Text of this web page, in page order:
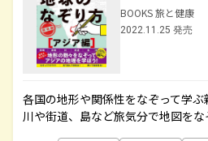
BOOKS 旅と健康
2022.11.25 発売
各国の地形や関係性をなぞって学ぶ
川や街道、島など旅気分で地図をな